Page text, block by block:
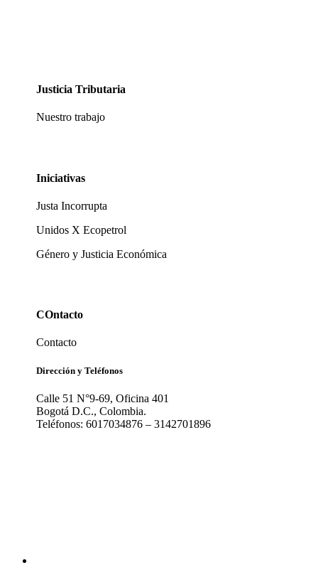
Justicia Tributaria
Nuestro trabajo
Iniciativas
Justa Incorrupta
Unidos X Ecopetrol
Género y Justicia Económica
COntacto
Contacto
Dirección y Teléfonos
Calle 51 N°9-69, Oficina 401
Bogotá D.C., Colombia.
Teléfonos: 6017034876 – 3142701896